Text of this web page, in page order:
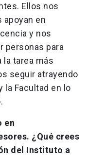
Ellos nos
en
y nos
personas para
la tarea más
seguir atrayendo
Facultad en lo
en
¿Qué crees
del Instituto a